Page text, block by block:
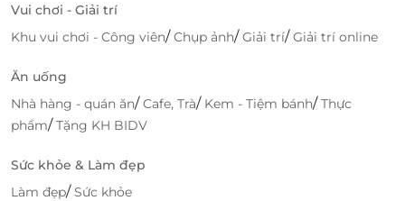
Đặc biệt, thẻ quà tặng này rất linh hoạt và phù hợp
làm quà tặng cho những dịp đặc biệt như sinh nhật,
quà tặng, người nhận có thể tự do lựa chọn món ăn
yêu thích và trải nghiệm không gian ẩm thực độc
đáo tại Cân Taiwanese Street Hotpot.
Truy cập LifeLink
hấp dẫn bạn nhé!
Vui chơi - Giải trí
Khu vui chơi - Công viên/Chụp ảnh/Giải trí/Giải trí online
Ăn uống
Nhà hàng - quán ăn/Cafe, Trà/ Kem - Tiệm bánh/Thực
phẩm/Tặng KH BIDV
Sức khỏe & Làm đẹp
Làm đẹp/Sức khỏe